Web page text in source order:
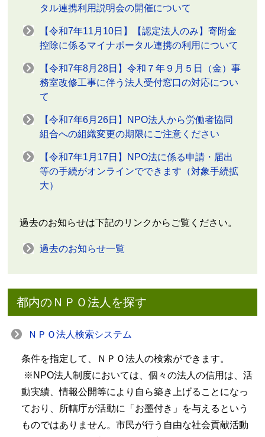
タル連携利用説明会の開催について
【令和7年11月10日】【認定法人のみ】寄附金
控除に係るマイナポータル連携の利用について
【令和7年8月28日】令和７年９月５日（金）事
務室改修工事に伴う法人受付窓口の対応につい
て
【令和7年6月26日】NPO法人から労働者協同
組合への組織変更の期限にご注意ください
【令和7年1月17日】NPO法に係る申請・届出
等の手続がオンラインでできます（対象手続拡
大）
過去のお知らせは下記のリンクからご覧ください。
過去のお知らせ一覧
都内のＮＰＯ法人を探す
ＮＰＯ法人検索システム
条件を指定して、ＮＰＯ法人の検索ができます。
※NPO法人制度においては、個々の法人の信用は、活
動実績、情報公開等により自ら築き上げることになっ
ており、所轄庁が活動に「お墨付き」を与えるという
ものではありません。市民が行う自由な社会貢献活動